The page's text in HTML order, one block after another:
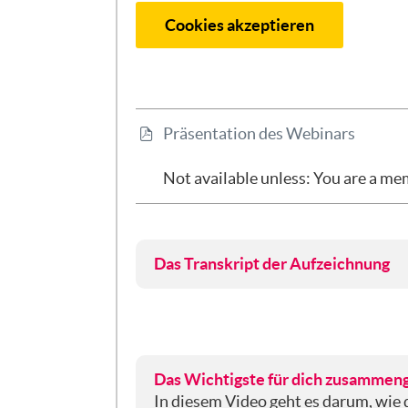
Cookies akzeptieren
File
Präsentation des Webinars
Not available unless: You are a
Das Transkript der Aufzeichnung
uns den typischen Aufbau von
Strategien für das Beantworten
Das Wichtigste für dich
In diesem Video geht es darum,